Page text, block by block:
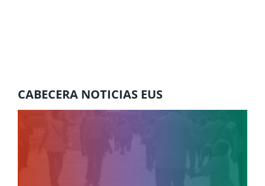
CABECERA NOTICIAS EUS